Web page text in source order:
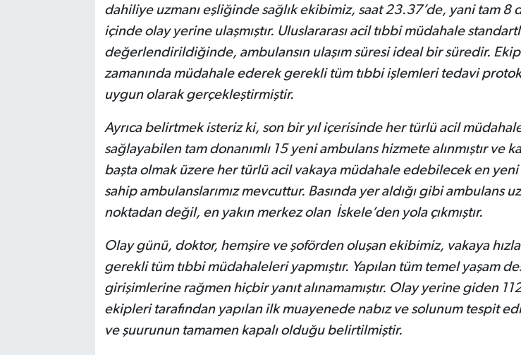
dahiliye uzmanı eşliğinde sağlık ekibimiz, saat 23.37’de, yani tam 8
içinde olay yerine ulaşmıştır. Uluslararası acil tıbbi müdahale
değerlendirildiğinde, ambulansın ulaşım süresi ideal bir süredir.
zamanında müdahale ederek gerekli tüm tıbbi işlemleri tedavi
uygun olarak gerçekleştirmiştir.
Ayrıca belirtmek isteriz ki, son bir yıl içerisinde her türlü acil
sağlayabilen tam donanımlı 15 yeni ambulans hizmete alınmıştır ve
başta olmak üzere her türlü acil vakaya müdahale edebilecek en yeni
sahip ambulanslarımız mevcuttur. Basında yer aldığı gibi ambulans
noktadan değil, en yakın merkez olan İskele’den yola çıkmıştır.
Olay günü, doktor, hemşire ve şoförden oluşan ekibimiz, vakaya
gerekli tüm tıbbi müdahaleleri yapmıştır. Yapılan tüm temel yaşam
girişimlerine rağmen hiçbir yanıt alınamamıştır. Olay yerine giden
ekipleri tarafından yapılan ilk muayenede nabız ve solunum tespit
ve şuurunun tamamen kapalı olduğu belirtilmiştir.